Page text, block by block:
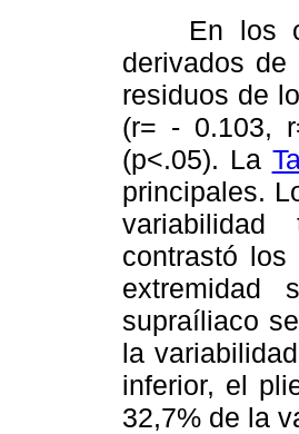
En los
derivados
residuos de
(r= - 0.103,
(p<.05). La
principales.
variabilidad
contrastó
extremidad
supraíliaco
la
inferior, el
32,7% de la